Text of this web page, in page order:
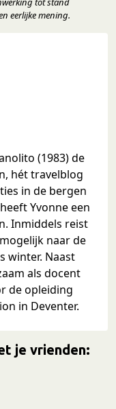
eerlijke mening.
(1983) de
hét travelblog
in de bergen
Yvonne een
Inmiddels reist
naar de
winter. Naast
als docent
de opleiding
in Deventer.
je vrienden: